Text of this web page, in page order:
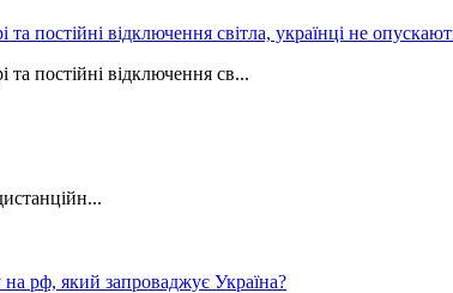
та постійні відключення світла, українці не
та постійні відключення св...
рф, який запроваджує Україна?